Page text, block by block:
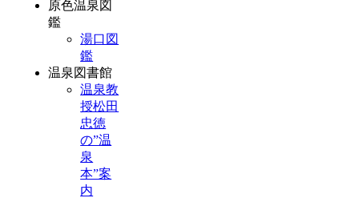
原色温泉図
鑑
湯口図
鑑
温泉図書館
温泉教
授松田
忠徳
の”温
泉
本”案
内